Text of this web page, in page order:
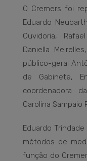
O Cremers foi
Eduardo
Ouvidoria,
Daniella
público-geral
de Gabinete,
coordenadora
Carolina Sampaio
Eduardo
métodos de
função do